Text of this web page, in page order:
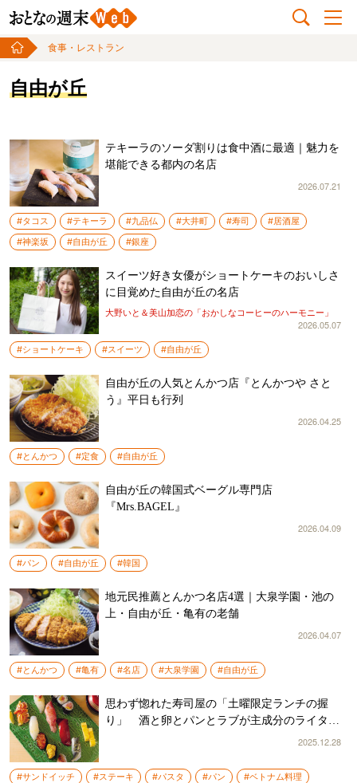
食事・レストラン
自由が丘
テキーラのソーダ割りは食中酒に最適｜魅力を
堪能できる都内の名店
2026.07.21
#タコス #テキーラ #九品仏 #大井町 #寿司
#居酒屋
#神楽坂
#自由が丘 #銀座
スイーツ好き女優がショートケーキのおいしさ
に目覚めた自由が丘の名店
大野いと＆美山加恋の「おかしなコーヒーのハーモニー」
2026.05.07
#ショートケーキ #スイーツ #自由が丘
自由が丘の人気とんかつ店『とんかつや さと
う』平日も行列
2026.04.25
#とんかつ #定食 #自由が丘
自由が丘の韓国式ベーグル専門店
『Mrs.BAGEL』
2026.04.09
#パン #自由が丘 #韓国
地元民推薦とんかつ名店4選｜大泉学園・池の
上・自由が丘・亀有の老舗
2026.04.07
#とんかつ #亀有 #名店 #大泉学園 #自由が丘
思わず惚れた寿司屋の「土曜限定ランチの握
り」 酒と卵とパンとラブが主成分のライター
2025.12.28
#サンドイッチ #ステーキ #パスタ #パン
#ベトナム料理